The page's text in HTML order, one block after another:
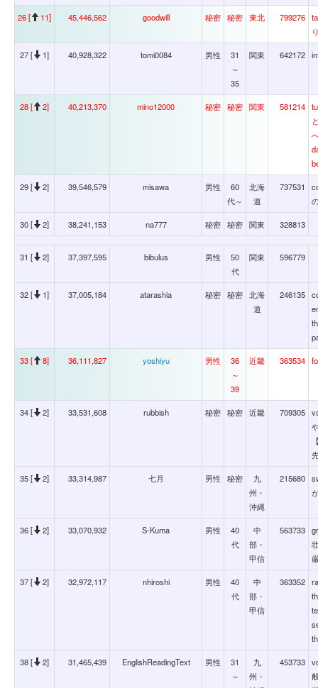
26 [ 11] 45,446,562 goodwill 秘密 秘密 東北 799276
27 [ 1] 40,928,322 tomi0084 男性
31
～
35
関東 642172
28 [ 2] 40,213,370 mino12000 秘密 秘密 関東 581214
29 [ 2] 39,546,579 misawa 男性
60
代～
北海
道
737531
30 [ 2] 38,241,153 na777 秘密 秘密 関東 328813
31 [ 2] 37,397,595 bibulus 男性
50
代
関東 596779
32 [ 1] 37,005,184 atarashia 秘密 秘密 北海
道
246135
33 [ 8] 36,111,827 yoshiyu 男性
36
～
39
近畿 363534
34 [ 2] 33,531,608 rubbish 秘密 秘密 近畿 709305
35 [ 2] 33,314,987 七月 男性 秘密
九
州・
沖縄
215680
36 [ 2] 33,070,932 S-Kuma 男性
40
代
中
部・
甲信
563733
37 [ 2] 32,972,117 nhiroshi 男性
40
代
中
部・
甲信
363352
38 [ 2] 31,465,439 EnglishReadingText 男性
31
～
九
州・
453733